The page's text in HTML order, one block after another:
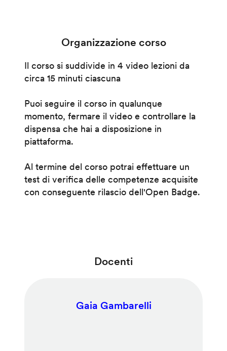
Organizzazione corso
Il corso si suddivide in 4 video lezioni da
circa 15 minuti ciascuna
Puoi seguire il corso in qualunque
momento, fermare il video e controllare la
dispensa che hai a disposizione in
piattaforma.
Al termine del corso potrai effettuare un
test di verifica delle competenze acquisite
con conseguente rilascio dell'Open Badge.
Docenti
Gaia Gambarelli